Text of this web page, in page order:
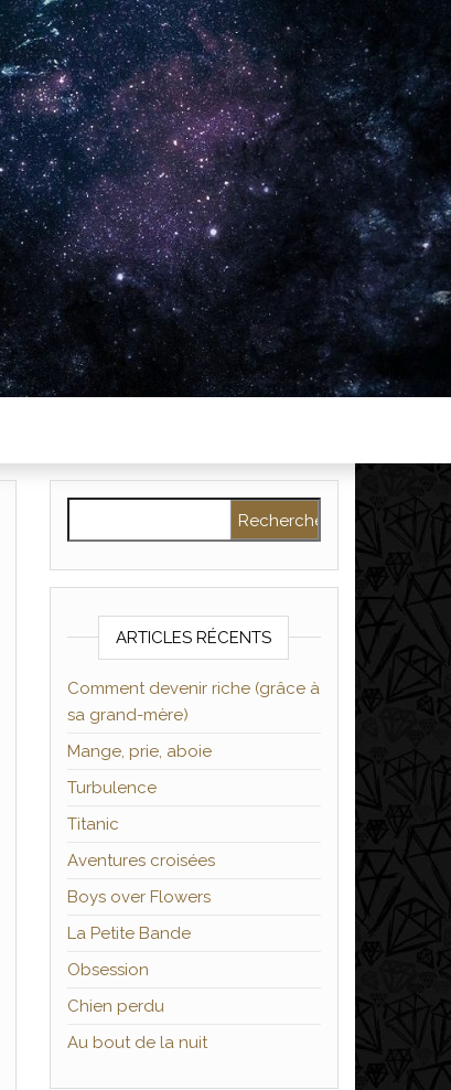
ARTICLES RÉCENTS
Comment devenir riche (grâce à
sa grand-mère)
Mange, prie, aboie
Turbulence
Titanic
Aventures croisées
Boys over Flowers
La Petite Bande
Obsession
Chien perdu
Au bout de la nuit